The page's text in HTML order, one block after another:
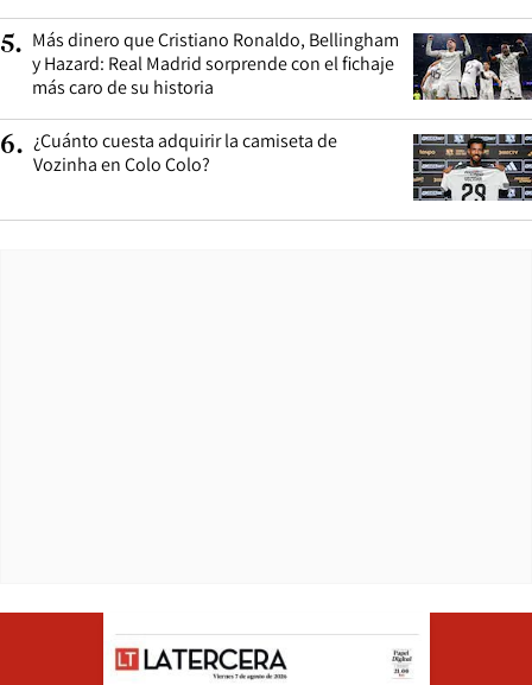
5. Más dinero que Cristiano Ronaldo, Bellingham
y Hazard: Real Madrid sorprende con el fichaje
más caro de su historia
6. ¿Cuánto cuesta adquirir la camiseta de
Vozinha en Colo Colo?